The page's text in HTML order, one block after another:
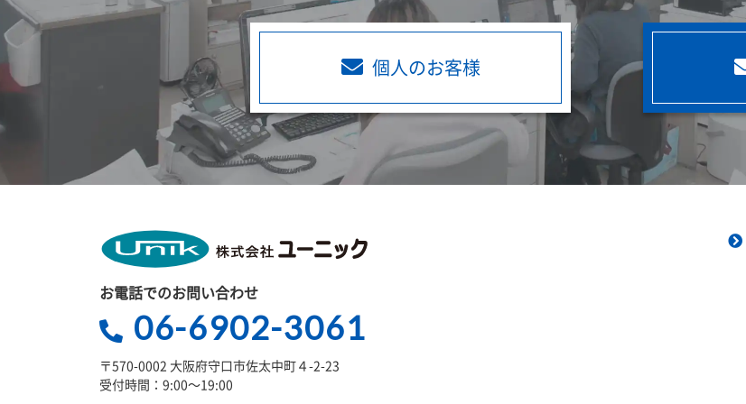
個人のお客様
お電話でのお問い合わせ
06-6902-3061
〒570-0002 大阪府守口市佐太中町４-2-23
受付時間：9:00～19:00